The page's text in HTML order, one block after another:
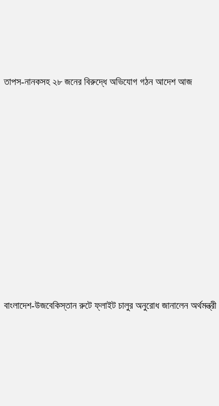
তাপস-নানকসহ ২৮ জনের বিরুদ্ধে অভিযোগ গঠন আদেশ আজ
বাংলাদেশ-উজবেকিস্তান রুটে ফ্লাইট চালুর অনুরোধ জানালেন অর্থমন্ত্রী